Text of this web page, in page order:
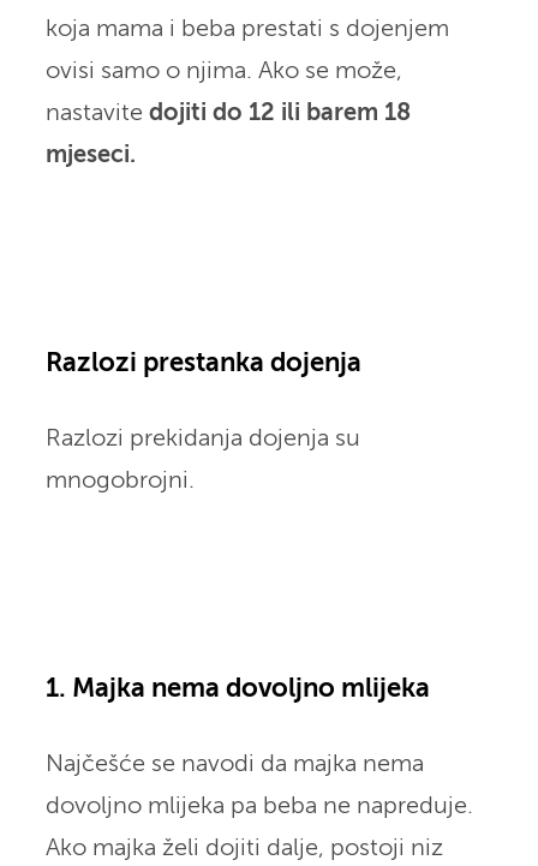
koja mama i beba prestati s dojenjem
ovisi samo o njima. Ako se može,
nastavite dojiti do 12 ili barem 18
mjeseci.
Razlozi prestanka dojenja
Razlozi prekidanja dojenja su
mnogobrojni.
1. Majka nema dovoljno mlijeka
Najčešće se navodi da majka nema
dovoljno mlijeka pa beba ne napreduje.
Ako majka želi dojiti dalje, postoji niz